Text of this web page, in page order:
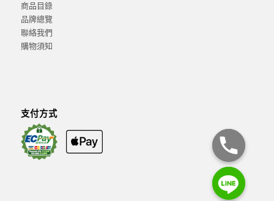
商品目錄
品牌總覽
聯絡我們
購物須知
支付方式